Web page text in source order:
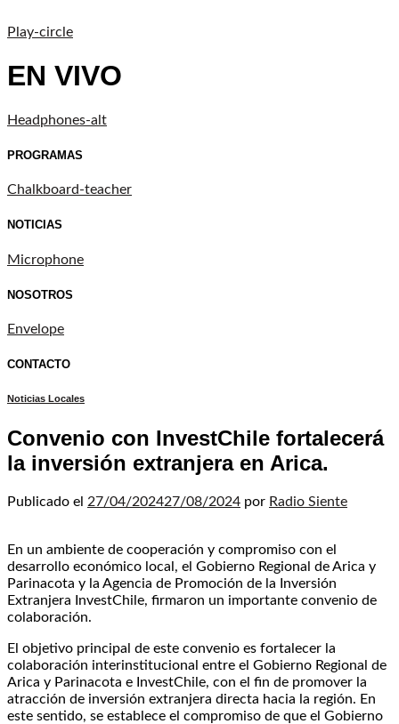
Play-circle
EN VIVO
Headphones-alt
PROGRAMAS
Chalkboard-teacher
NOTICIAS
Microphone
NOSOTROS
Envelope
CONTACTO
Noticias Locales
Convenio con InvestChile fortalecerá
la inversión extranjera en Arica.
Publicado el 27/04/202427/08/2024 por Radio Siente
En un ambiente de cooperación y compromiso con el
desarrollo económico local, el Gobierno Regional de Arica y
Parinacota y la Agencia de Promoción de la Inversión
Extranjera InvestChile, firmaron un importante convenio de
colaboración.
El objetivo principal de este convenio es fortalecer la
colaboración interinstitucional entre el Gobierno Regional de
Arica y Parinacota e InvestChile, con el fin de promover la
atracción de inversión extranjera directa hacia la región. En
este sentido, se establece el compromiso de que el Gobierno